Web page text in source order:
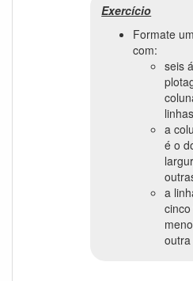
Exercício
Formate
com:
seis
linhas
a
é o
a